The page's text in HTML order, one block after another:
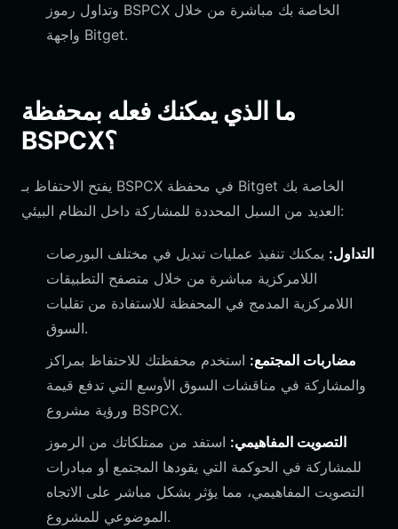
وتداول رموز BSPCX الخاصة بك مباشرة من خلال
واجهة Bitget.
ما الذي يمكنك فعله بمحفظة
BSPCX؟
يفتح الاحتفاظ بـ BSPCX في محفظة Bitget الخاصة بك
العديد من السبل المحددة للمشاركة داخل النظام البيئي:
التداول: يمكنك تنفيذ عمليات تبديل في مختلف البورصات
اللامركزية مباشرة من خلال متصفح التطبيقات
اللامركزية المدمج في المحفظة للاستفادة من تقلبات
السوق.
مضاربات المجتمع: استخدم محفظتك للاحتفاظ بمراكز
والمشاركة في مناقشات السوق الأوسع التي تدفع قيمة
ورؤية مشروع BSPCX.
التصويت المفاهيمي: استفد من ممتلكاتك من الرموز
للمشاركة في الحوكمة التي يقودها المجتمع أو مبادرات
التصويت المفاهيمي، مما يؤثر بشكل مباشر على الاتجاه
الموضوعي للمشروع.